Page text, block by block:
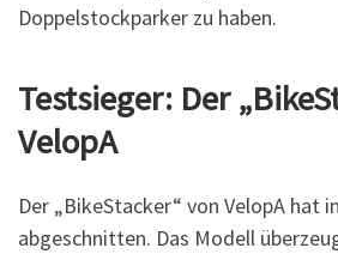
Doppelstockparker zu haben.
Testsieger: Der
VelopA
Der „BikeStacker“ von VelopA hat
abgeschnitten. Das Modell